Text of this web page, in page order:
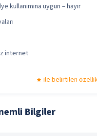
kullanımına uygun – hayır
internet
ile belirtilen
Bilgiler